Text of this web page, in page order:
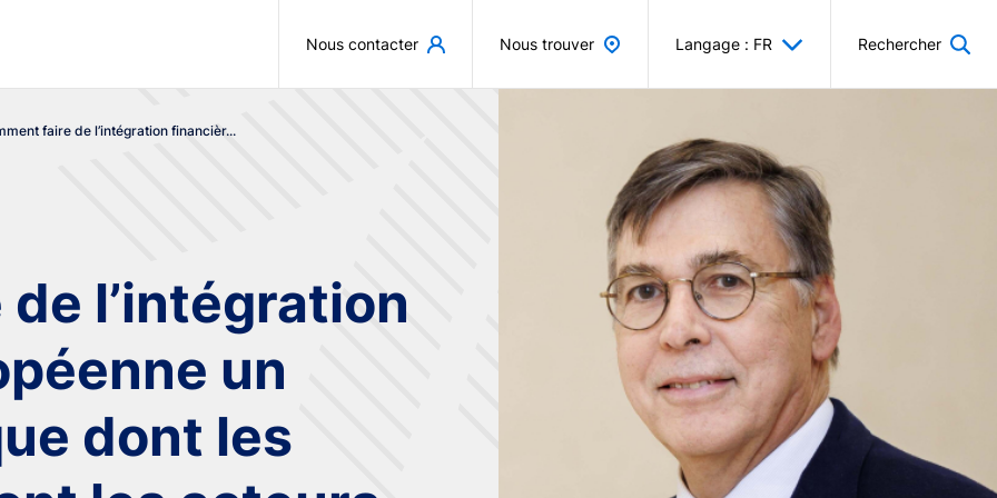
Nous contacter Nous trouver Langage : FR Rechercher
faire de l’intégration financièr...
l’intégration
un
dont les